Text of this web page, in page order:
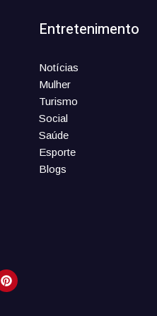
Entretenimento
Notícias
Mulher
Turismo
Social
Saúde
Esporte
Blogs